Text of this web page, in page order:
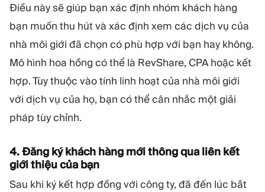
Điều này sẽ giúp bạn xác định nhóm khách hàng
bạn muốn thu hút và xác định xem các dịch vụ của
nhà môi giới đã chọn có phù hợp với bạn hay không.
Mô hình hoa hồng có thể là RevShare, CPA hoặc kết
hợp. Tùy thuộc vào tính linh hoạt của nhà môi giới
với dịch vụ của họ, bạn có thể cân nhắc một giải
pháp tùy chỉnh.
4. Đăng ký khách hàng mới thông qua liên kết
giới thiệu của bạn
Sau khi ký kết hợp đồng với công ty, đã đến lúc bắt